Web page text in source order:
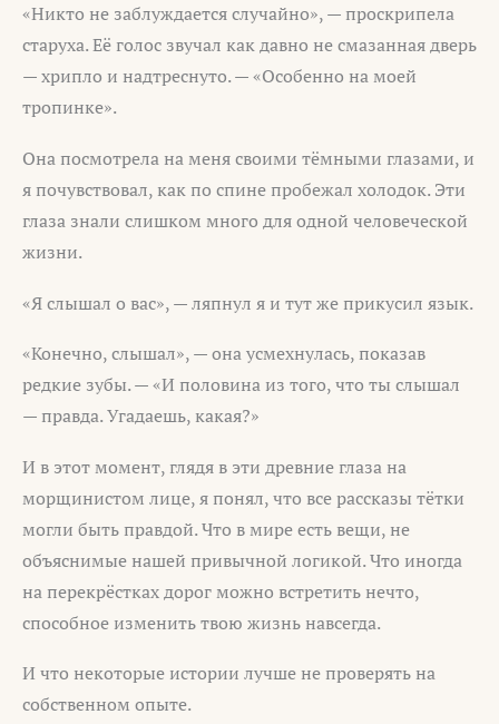
«Никто не заблуждается случайно», — проскрипела
старуха. Её голос звучал как давно не смазанная дверь
— хрипло и надтреснуто. — «Особенно на моей
тропинке».
Она посмотрела на меня своими тёмными глазами, и
я почувствовал, как по спине пробежал холодок. Эти
глаза знали слишком много для одной человеческой
жизни.
«Я слышал о вас», — ляпнул я и тут же прикусил язык.
«Конечно, слышал», — она усмехнулась, показав
редкие зубы. — «И половина из того, что ты слышал
— правда. Угадаешь, какая?»
И в этот момент, глядя в эти древние глаза на
морщинистом лице, я понял, что все рассказы тётки
могли быть правдой. Что в мире есть вещи, не
объяснимые нашей привычной логикой. Что иногда
на перекрёстках дорог можно встретить нечто,
способное изменить твою жизнь навсегда.
И что некоторые истории лучше не проверять на
собственном опыте.